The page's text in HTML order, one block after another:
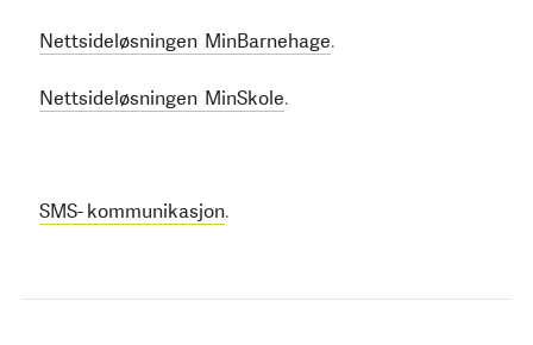
Nettsideløsningen MinBarnehage.
Nettsideløsningen MinSkole.
SMS- kommunikasjon.